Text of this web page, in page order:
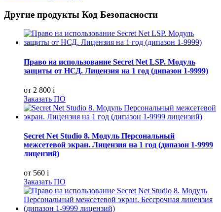
Другие продукты Код Безопасности
Право на использование Secret Net LSP. Модуль
защиты от НСД. Лицензия на 1 год (дипазон 1-9999)
от 2 800 i
Заказать ПО
Secret Net Studio 8. Модуль Персональный
межсетевой экран. Лицензия на 1 год (дипазон 1-9999
лицензий)
от 560 i
Заказать ПО